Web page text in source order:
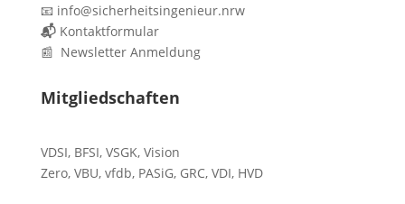
📧 info@sicherheitsingenieur.nrw
📬 Kontaktformular
📰 Newsletter Anmeldung
Mitgliedschaften
VDSI, BFSI, VSGK, Vision
Zero, VBU, vfdb, PASiG, GRC, VDI, HVD